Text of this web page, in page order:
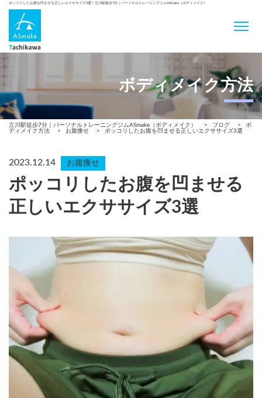
ポッコリしたお腹を凹ませる正しいエクササイズ3選 | 立川駅徒歩7分｜パーソナルトレーニングジムASmake（ボディメイク）
ボディメイク方法
立川駅徒歩7分｜パーソナルトレーニングジムASmake（ボディメイク） > ブログ >
ボ
ディメイク方法
> お腹痩せ > ポッコリしたお腹を凹ませる正しいエクササイズ3選
2023.12.14 お腹痩せ
ポッコリしたお腹を凹ませる
正しいエクササイズ3選